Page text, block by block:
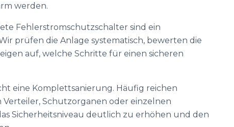
werden.
Fehlerstromschutzschalter sind ein
prüfen die Anlage systematisch, bewerten die
auf, welche Schritte für einen sicheren
eine Komplettsanierung. Häufig reichen
Schutzorganen oder einzelnen
Sicherheitsniveau deutlich zu erhöhen und den